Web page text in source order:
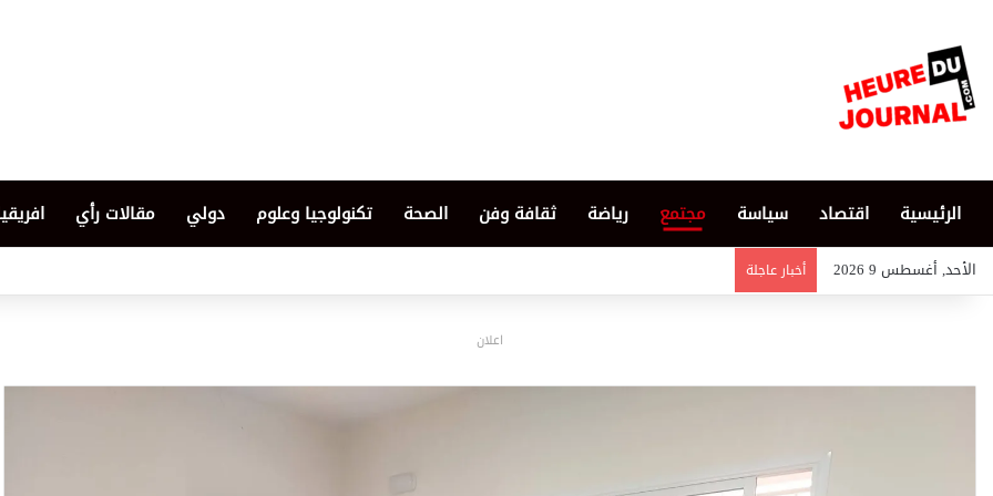
الرئيسية اقتصاد سياسة مجتمع رياضة ثقافة وفن الصحة تكنولوجيا وعلوم دولي مقالات رأي
الأحد, أغسطس 9 2026 أخبار عاجلة
اعلان